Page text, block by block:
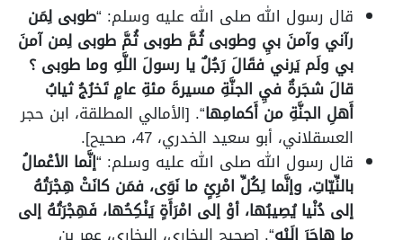
قال رسول الله صلى الله عليه وسلم: “طوبى لِمَن
رآني وآمنَ بيِ وطوبى ثُمَّ طوبى ثُمَّ طوبى لِمن آمنَ
بي ولَم يَرني فقَالَ رَجُلٌ يا رسولَ اللَّهِ وما طوبى ؟
قالَ شجَرةٌ فيِ الجنَّةِ مسيرةَ مئةِ عامٍ تَخرُجُ ثيابُ
أَهلِ الجنَّةِ من أَكمامِها“. [الأمالي المطلقة، ابن حجر
العسقلاني، أبو سعيد الخدري، 47، صحيح].
قال رسول الله صلى الله عليه وسلم: “إنَّما الأعْمالُ
بالنِّيّاتِ، وإنَّما لِكُلِّ امْرِئٍ ما نَوَى، فمَن كانَتْ هِجْرَتُهُ
إلى دُنْيا يُصِيبُها، أوْ إلى امْرَأَةٍ يَنْكِحُها، فَهِجْرَتُهُ إلى
ما هاجَرَ إلَيْهِ“. [صحيح البخاري، البخاري، عمر بن